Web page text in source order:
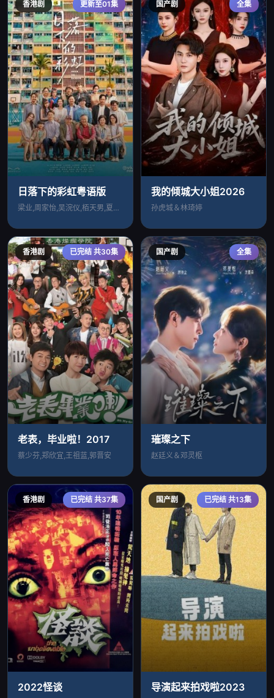
香港剧 更新至01集
日落下的彩虹粤语版
梁业,周家怡,吴浣仪,栢天男,夏雨,唐诗
国产剧 全集
我的倾城大小姐2026
孙虎城＆林琦婷
香港剧 已完结 共30集
老表，毕业啦！2017
蔡少芬,郑欣宜,王祖蓝,郭晋安
国产剧 全集
璀璨之下
赵廷义＆邓灵枢
香港剧 已完结 共37集
2022怪谈
国产剧 已完结 共13集
导演起来拍戏啦2023